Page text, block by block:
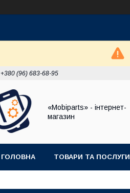
+380 (96) 683-68-95
«Mobiparts» - інтернет-
магазин
ГОЛОВНА ТОВАРИ ТА ПОСЛУГИ